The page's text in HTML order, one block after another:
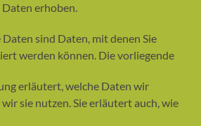
erhoben.
sind Daten, mit denen Sie
werden können. Die vorliegende
erläutert, welche Daten wir
sie nutzen. Sie erläutert auch, wie